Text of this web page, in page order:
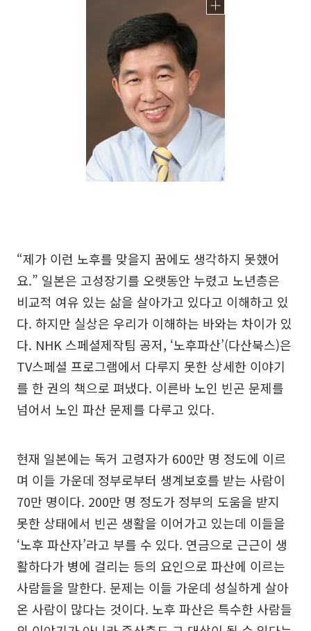
“제가 이런 노후를 맞을지 꿈에도 생각하지 못했어
요.” 일본은 고성장기를 오랫동안 누렸고 노년층은
비교적 여유 있는 삶을 살아가고 있다고 이해하고 있
다. 하지만 실상은 우리가 이해하는 바와는 차이가 있
다. NHK 스페셜제작팀 공저, ‘노후파산’(다산북스)은
TV스페셜 프로그램에서 다루지 못한 상세한 이야기
를 한 권의 책으로 펴냈다. 이른바 노인 빈곤 문제를
넘어서 노인 파산 문제를 다루고 있다.
현재 일본에는 독거 고령자가 600만 명 정도에 이르
며 이들 가운데 정부로부터 생계보호를 받는 사람이
70만 명이다. 200만 명 정도가 정부의 도움을 받지
못한 상태에서 빈곤 생활을 이어가고 있는데 이들을
‘노후 파산자’라고 부를 수 있다. 연금으로 근근이 생
활하다가 병에 걸리는 등의 요인으로 파산에 이르는
사람들을 말한다. 문제는 이들 가운데 성실하게 살아
온 사람이 많다는 것이다. 노후 파산은 특수한 사람들